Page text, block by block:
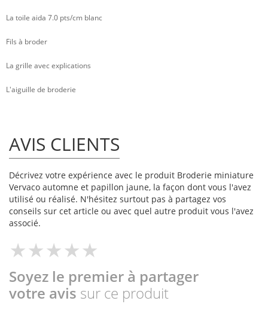
La toile aida 7.0 pts/cm blanc
Fils à broder
La grille avec explications
L'aiguille de broderie
AVIS CLIENTS
Décrivez votre expérience avec le produit Broderie miniature
Vervaco automne et papillon jaune, la façon dont vous l'avez
utilisé ou réalisé. N'hésitez surtout pas à partagez vos
conseils sur cet article ou avec quel autre produit vous l'avez
associé.
Soyez le premier à partager
votre avis sur ce produit